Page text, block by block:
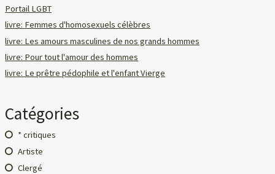
Portail LGBT
livre: Femmes d'homosexuels célèbres
livre: Les amours masculines de nos grands hommes
livre: Pour tout l'amour des hommes
livre: Le prêtre pédophile et l'enfant Vierge
Catégories
* critiques
Artiste
Clergé